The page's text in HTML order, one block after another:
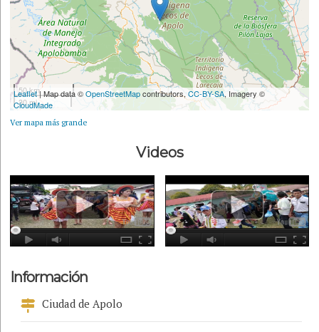
50 km
30 mi
Leaflet| Map data ©OpenStreetMapcontributors,CC-BY-SA, Imagery ©
CloudMade
Ver mapa más grande
Videos
Información
Ciudad de Apolo